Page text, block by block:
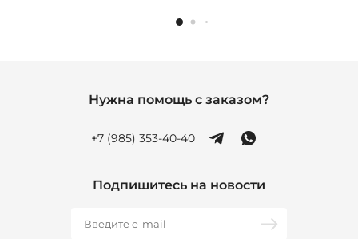
Нужна помощь с заказом?
+7 (985) 353-40-40
Подпишитесь на новости